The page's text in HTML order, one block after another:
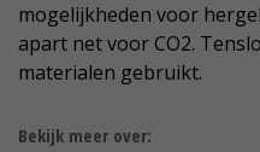
mogelijkheden voor
apart net voor CO2.
materialen gebruikt.
Bekijk meer over: